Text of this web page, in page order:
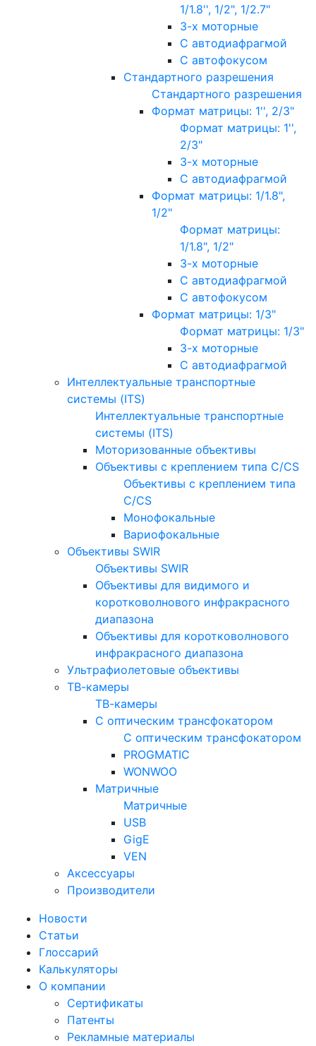
1/1.8'', 1/2", 1/2.7"
3-х моторные
С автодиафрагмой
С автофокусом
Стандартного разрешения
Стандартного разрешения
Формат матрицы: 1'', 2/3"
Формат матрицы: 1'',
2/3"
3-х моторные
С автодиафрагмой
Формат матрицы: 1/1.8",
1/2"
Формат матрицы:
1/1.8", 1/2"
3-х моторные
С автодиафрагмой
С автофокусом
Формат матрицы: 1/3"
Формат матрицы: 1/3"
3-х моторные
С автодиафрагмой
Интеллектуальные транспортные
системы (ITS)
Интеллектуальные транспортные
системы (ITS)
Моторизованные объективы
Объективы с креплением типа C/CS
Объективы с креплением типа
C/CS
Монофокальные
Вариофокальные
Объективы SWIR
Объективы SWIR
Объективы для видимого и
коротковолнового инфракрасного
диапазона
Объективы для коротковолнового
инфракрасного диапазона
Ультрафиолетовые объективы
ТВ-камеры
ТВ-камеры
С оптическим трансфокатором
С оптическим трансфокатором
PROGMATIC
WONWOO
Матричные
Матричные
USB
GigE
VEN
Аксессуары
Производители
Новости
Статьи
Глоссарий
Калькуляторы
О компании
Сертификаты
Патенты
Рекламные материалы